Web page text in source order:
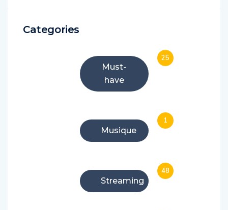
Categories
Must-
have
25
Musique
1
Streaming
48